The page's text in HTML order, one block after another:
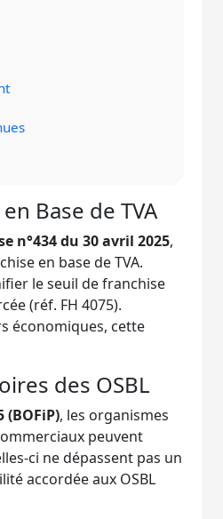
Base de TVA
n°434 du 30 avril 2025,
en base de TVA.
le seuil de franchise
(réf. FH 4075).
économiques, cette
des OSBL
(BOFiP), les organismes
peuvent
ci ne dépassent pas un
accordée aux OSBL